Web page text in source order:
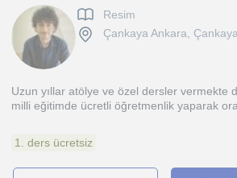
Resim
Çankaya Ankara,
Uzun yıllar atölye ve özel dersler vermekte
milli eğitimde ücretli öğretmenlik yaparak
1. ders ücretsiz